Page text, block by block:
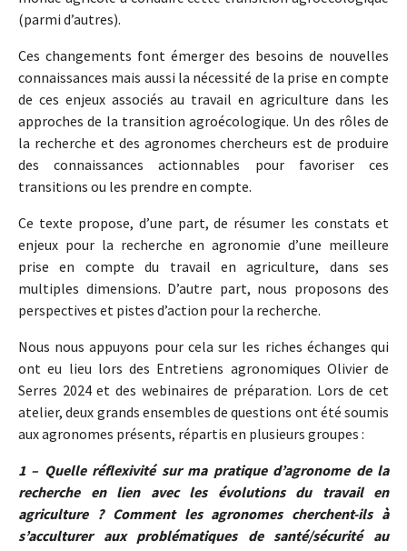
(parmi d’autres).
Ces changements font émerger des besoins de nouvelles
connaissances mais aussi la nécessité de la prise en compte
de ces enjeux associés au travail en agriculture dans les
approches de la transition agroécologique. Un des rôles de
la recherche et des agronomes chercheurs est de produire
des connaissances actionnables pour favoriser ces
transitions ou les prendre en compte.
Ce texte propose, d’une part, de résumer les constats et
enjeux pour la recherche en agronomie d’une meilleure
prise en compte du travail en agriculture, dans ses
multiples dimensions. D’autre part, nous proposons des
perspectives et pistes d’action pour la recherche.
Nous nous appuyons pour cela sur les riches échanges qui
ont eu lieu lors des Entretiens agronomiques Olivier de
Serres 2024 et des webinaires de préparation. Lors de cet
atelier, deux grands ensembles de questions ont été soumis
aux agronomes présents, répartis en plusieurs groupes :
1 – Quelle réflexivité sur ma pratique d’agronome de la
recherche en lien avec les évolutions du travail en
agriculture ? Comment les agronomes cherchent-ils à
s’acculturer aux problématiques de santé/sécurité au